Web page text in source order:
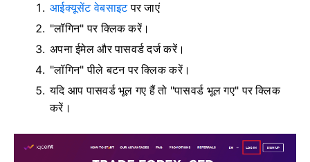
आईक्यूसेंट वेबसाइटपर जाएं
"लॉगिन" पर क्लिक करें।
अपना ईमेल और पासवर्ड दर्ज करें।
"लॉगिन" पीले बटन पर क्लिक करें।
यदि आप पासवर्ड भूल गए हैं तो "पासवर्ड भूल गए" पर क्लिक
करें।